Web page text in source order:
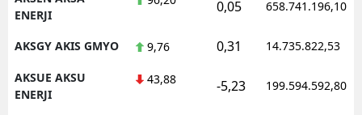
ENERJI
0,05 658.741.196,10
AKSGY AKIS GMYO 9,76 0,31 14.735.822,53
AKSUE AKSU
ENERJI
43,88 -5,23 199.594.592,80